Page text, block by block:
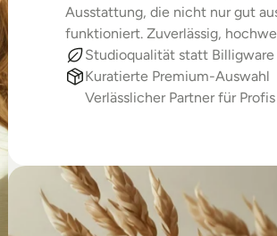
Ausstattung, die nicht nur gut
funktioniert. Zuverlässig,
Studioqualität statt Billigware
Kuratierte Premium-Auswahl
Verlässlicher Partner für Profis